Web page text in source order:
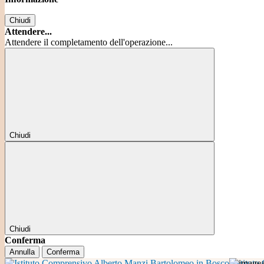
Chiudi
Attendere...
Attendere il completamento dell'operazione...
Chiudi
Chiudi
Conferma
Annulla Conferma